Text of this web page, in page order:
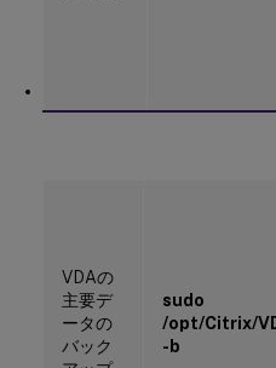
VDAの
主要デ
ータの
バック
sudo
/opt/Citrix/
-b